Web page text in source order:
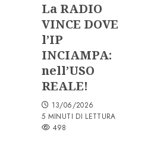
La RADIO
VINCE DOVE
l’IP
INCIAMPA:
nell’USO
REALE!
13/06/2026
5 MINUTI DI LETTURA
498